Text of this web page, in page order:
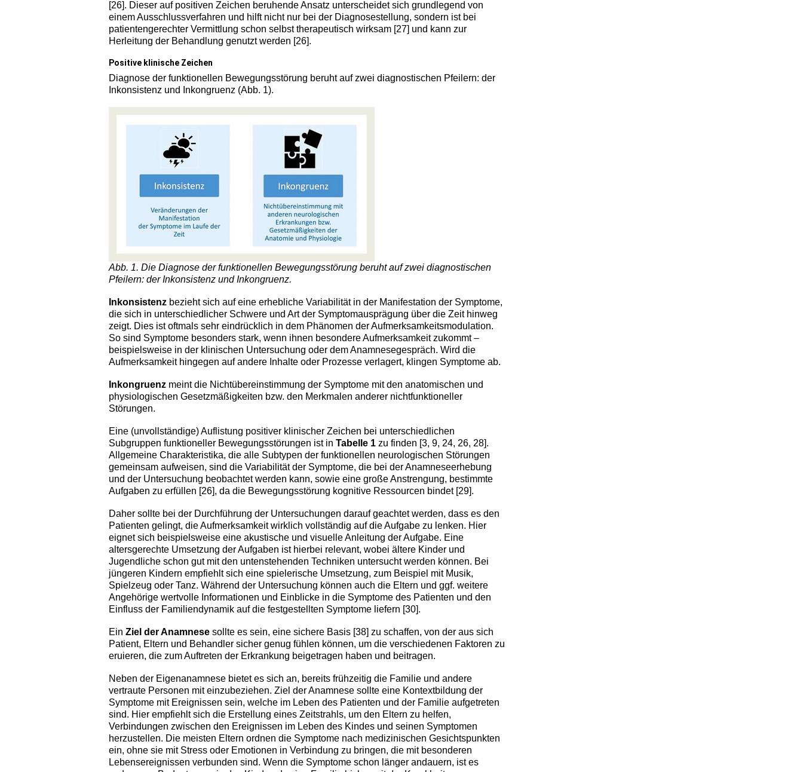
[26]. Dieser auf positiven Zeichen beruhende Ansatz unterscheidet sich grundlegend von
einem Ausschlussverfahren und hilft nicht nur bei der Diagnosestellung, sondern ist bei
patientengerechter Vermittlung schon selbst therapeutisch wirksam [27] und kann zur
Herleitung der Behandlung genutzt werden [26].
Positive klinische Zeichen
Diagnose der funktionellen Bewegungsstörung beruht auf zwei diagnostischen Pfeilern: der
Inkonsistenz und Inkongruenz (Abb. 1).
Abb. 1. Die Diagnose der funktionellen Bewegungsstörung beruht auf zwei diagnostischen
Pfeilern: der Inkonsistenz und Inkongruenz.
Inkonsistenz bezieht sich auf eine erhebliche Variabilität in der Manifestation der Symptome,
die sich in unterschiedlicher Schwere und Art der Symptomausprägung über die Zeit hinweg
zeigt. Dies ist oftmals sehr eindrücklich in dem Phänomen der Aufmerksamkeitsmodulation.
So sind Symptome besonders stark, wenn ihnen besondere Aufmerksamkeit zukommt –
beispielsweise in der klinischen Untersuchung oder dem Anamnesegespräch. Wird die
Aufmerksamkeit hingegen auf andere Inhalte oder Prozesse verlagert, klingen Symptome ab.
Inkongruenz meint die Nichtübereinstimmung der Symptome mit den anatomischen und
physiologischen Gesetzmäßigkeiten bzw. den Merkmalen anderer nichtfunktioneller
Störungen.
Eine (unvollständige) Auflistung positiver klinischer Zeichen bei unterschiedlichen
Subgruppen funktioneller Bewegungsstörungen ist in Tabelle 1 zu finden [3, 9, 24, 26, 28].
Allgemeine Charakteristika, die alle Subtypen der funktionellen neurologischen Störungen
gemeinsam aufweisen, sind die Variabilität der Symptome, die bei der Anamneseerhebung
und der Untersuchung beobachtet werden kann, sowie eine große Anstrengung, bestimmte
Aufgaben zu erfüllen [26], da die Bewegungsstörung kognitive Ressourcen bindet [29].
Daher sollte bei der Durchführung der Untersuchungen darauf geachtet werden, dass es den
Patienten gelingt, die Aufmerksamkeit wirklich vollständig auf die Aufgabe zu lenken. Hier
eignet sich beispielsweise eine akustische und visuelle Anleitung der Aufgabe. Eine
altersgerechte Umsetzung der Aufgaben ist hierbei relevant, wobei ältere Kinder und
Jugendliche schon gut mit den untenstehenden Techniken untersucht werden können. Bei
jüngeren Kindern empfiehlt sich eine spielerische Umsetzung, zum Beispiel mit Musik,
Spielzeug oder Tanz. Während der Untersuchung können auch die Eltern und ggf. weitere
Angehörige wertvolle Informationen und Einblicke in die Symptome des Patienten und den
Einfluss der Familiendynamik auf die festgestellten Symptome liefern [30].
Ein Ziel der Anamnese sollte es sein, eine sichere Basis [38] zu schaffen, von der aus sich
Patient, Eltern und Behandler sicher genug fühlen können, um die verschiedenen Faktoren zu
eruieren, die zum Auftreten der Erkrankung beigetragen haben und beitragen.
Neben der Eigenanamnese bietet es sich an, bereits frühzeitig die Familie und andere
vertraute Personen mit einzubeziehen. Ziel der Anamnese sollte eine Kontextbildung der
Symptome mit Ereignissen sein, welche im Leben des Patienten und der Familie aufgetreten
sind. Hier empfiehlt sich die Erstellung eines Zeitstrahls, um den Eltern zu helfen,
Verbindungen zwischen den Ereignissen im Leben des Kindes und seinen Symptomen
herzustellen. Die meisten Eltern ordnen die Symptome nach medizinischen Gesichtspunkten
ein, ohne sie mit Stress oder Emotionen in Verbindung zu bringen, die mit besonderen
Lebensereignissen verbunden sind. Wenn die Symptome schon länger andauern, ist es